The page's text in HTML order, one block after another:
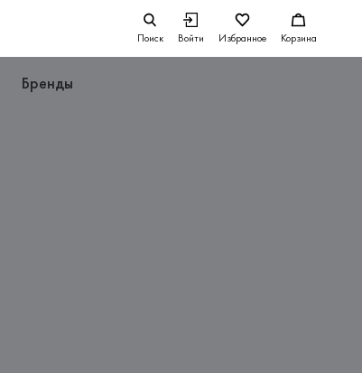
Поиск Войти Избранное Корзина
Бренды